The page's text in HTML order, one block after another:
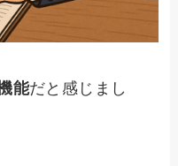
能だと感じまし